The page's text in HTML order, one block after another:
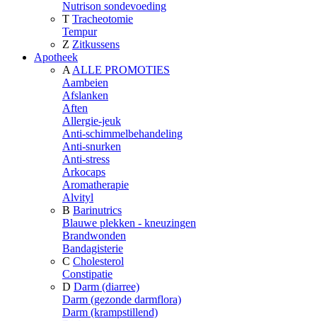
Nutrison sondevoeding
T Tracheotomie
Tempur
Z Zitkussens
Apotheek
A ALLE PROMOTIES
Aambeien
Afslanken
Aften
Allergie-jeuk
Anti-schimmelbehandeling
Anti-snurken
Anti-stress
Arkocaps
Aromatherapie
Alvityl
B Barinutrics
Blauwe plekken - kneuzingen
Brandwonden
Bandagisterie
C Cholesterol
Constipatie
D Darm (diarree)
Darm (gezonde darmflora)
Darm (krampstillend)